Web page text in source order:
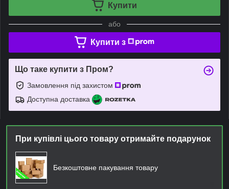
Купити
або
Купити з
Що таке купити з Пром?
Замовлення під захистом
Доступна доставка
При купівлі цього товару отримайте подарунок
Безкоштовне пакування товару